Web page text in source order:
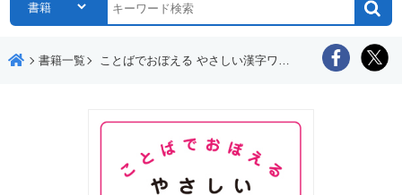
書籍一覧 ことばでおぼえる やさしい漢字ワーク 初級２―日本語初級２大地準拠―